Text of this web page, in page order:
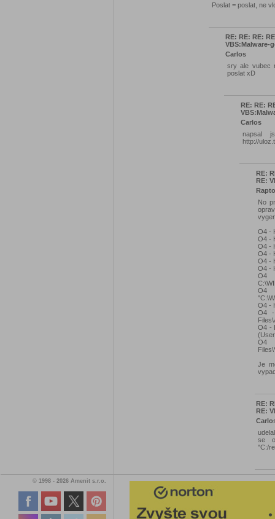
Poslat = poslat, ne
RE: RE: RE:
VBS:Malware-
Carlos
sry ale vubec
poslat xD
RE: RE:
Carlos
napsal
http://
RE:
RE:
No
O4 -
O4 -
O4 -
O4 -
O4 -
O4 -
O4
O4
O4 -
O4 -
O4 -
O4
Je
RE:
RE:
se
"C:/
© 1998 - 2026 Amenit s.r.o.